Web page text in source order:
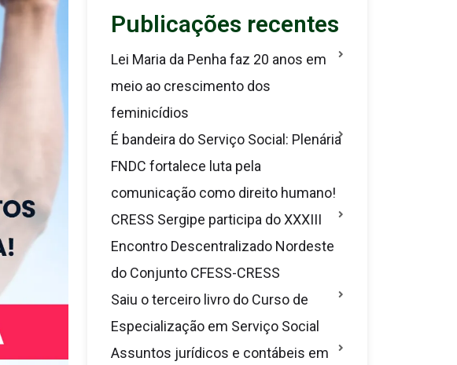
Publicações recentes
Lei Maria da Penha faz 20 anos em
meio ao crescimento dos
feminicídios
É bandeira do Serviço Social: Plenária
FNDC fortalece luta pela
comunicação como direito humano!
CRESS Sergipe participa do XXXIII
Encontro Descentralizado Nordeste
do Conjunto CFESS-CRESS
Saiu o terceiro livro do Curso de
Especialização em Serviço Social
Assuntos jurídicos e contábeis em